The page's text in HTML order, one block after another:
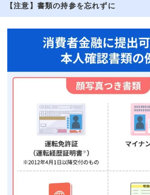
【注意】書類の持参を忘れずに